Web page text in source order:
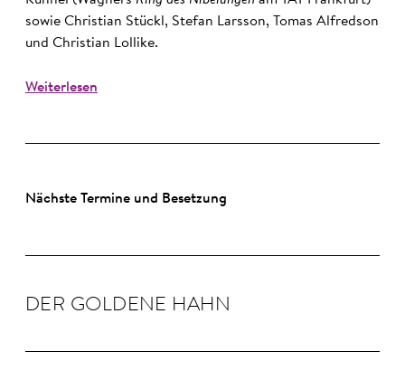
sowie Christian Stückl, Stefan Larsson, Tomas Alfredson
und Christian Lollike.
Weiterlesen
Nächste Termine und Besetzung
DER GOLDENE HAHN